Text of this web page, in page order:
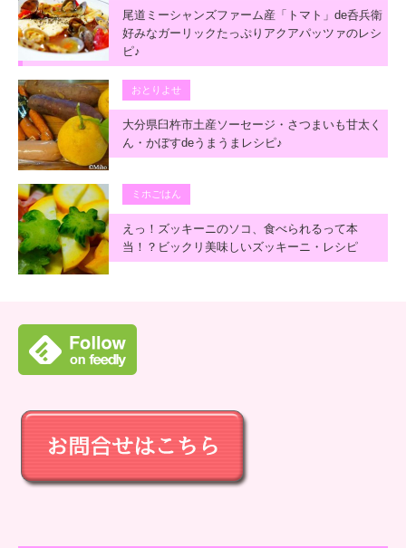
尾道ミーシャンズファーム産「トマト」de呑兵衛
好みなガーリックたっぷりアクアパッツァのレシ
ピ♪
おとりよせ
大分県臼杵市土産ソーセージ・さつまいも甘太く
ん・かぼすdeうまうまレシピ♪
ミホごはん
えっ！ズッキーニのソコ、食べられるって本
当！？ビックリ美味しいズッキーニ・レシピ